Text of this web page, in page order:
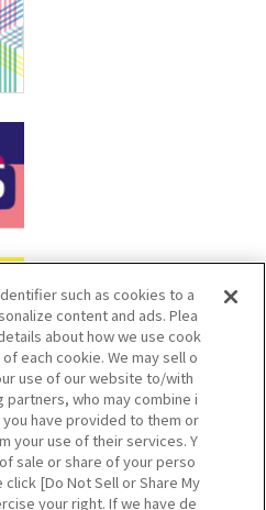
ーシャルメディアポリシー
ポリシー
such as cookies to a
content and ads. Plea
about how we use cook
each cookie. We may sell o
use of our website to/with
who may combine i
have provided to them or
your use of their services. Y
sale or share of your perso
[Do Not Sell or Share My
your right. If we have de